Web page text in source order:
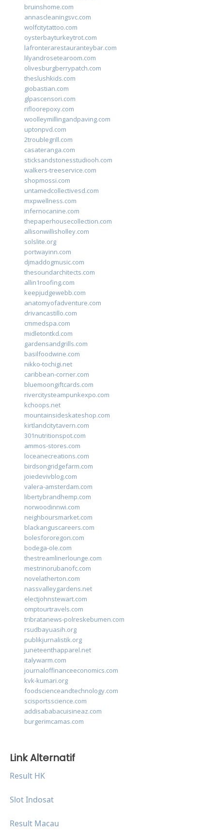
bruinshome.com
annascleaningsvc.com
wolfcitytattoo.com
oysterbayturkeytrot.com
lafronterarestauranteybar.com
lilyandrosetearoom.com
olivesburgberrypatch.com
theslushkids.com
giobastian.com
glpascensori.com
rifloorepoxy.com
woolleymillingandpaving.com
uptonpvd.com
2troublegrill.com
casateranga.com
sticksandstonesstudiooh.com
walkers-treeservice.com
shopmossi.com
untamedcollectivesd.com
mxpwellness.com
infernocanine.com
thepaperhousecollection.com
allisonwillisholley.com
solslite.org
portwayinn.com
djmaddogmusic.com
thesoundarchitects.com
allin1roofing.com
keepjudgewebb.com
anatomyofadventure.com
drivancastillo.com
cmmedspa.com
midletontkd.com
gardensandgrills.com
basilfoodwine.com
nikko-tochigi.net
caribbean-corner.com
bluemoongiftcards.com
rivercitysteampunkexpo.com
kchoops.net
mountainsideskateshop.com
kirtlandcitytavern.com
301nutritionspot.com
ammos-stores.com
loceanecreations.com
birdsongridgefarm.com
joiedevivblog.com
valera-amsterdam.com
libertybrandhemp.com
norwoodinnwi.com
neighboursmarket.com
blackanguscareers.com
bolesfororegon.com
bodega-ole.com
thestreamlinerlounge.com
mestrinorubanofc.com
novelatherton.com
nassvalleygardens.net
electjohnstewart.com
omptourtravels.com
tribratanews-polreskebumen.com
rsudbayuasih.org
publikjurnalistik.org
juneteenthapparel.net
italywarm.com
journaloffinanceeconomics.com
kvk-kumari.org
foodscienceandtechnology.com
scisportsscience.com
addisababacuisineaz.com
burgerimcamas.com
Link Alternatif
Result HK
Slot Indosat
Result Macau